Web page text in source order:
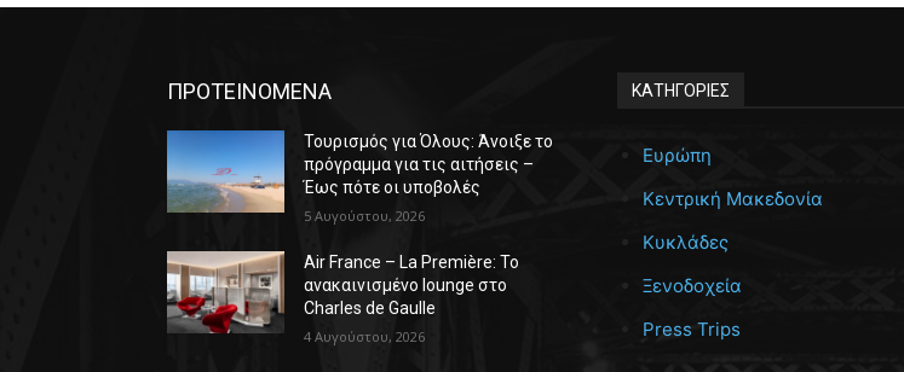
ΠΡΟΤΕΙΝΟΜΕΝΑ
Τουρισμός για Όλους: Άνοιξε το
πρόγραμμα για τις αιτήσεις –
Έως πότε οι υποβολές
5 Αυγούστου, 2026
Air France – La Première: Το
ανακαινισμένο lounge στο
Charles de Gaulle
4 Αυγούστου, 2026
ΚΑΤΗΓΟΡΙΕΣ
Ευρώπη
Κεντρική Μακεδονία
Κυκλάδες
Ξενοδοχεία
Press Trips